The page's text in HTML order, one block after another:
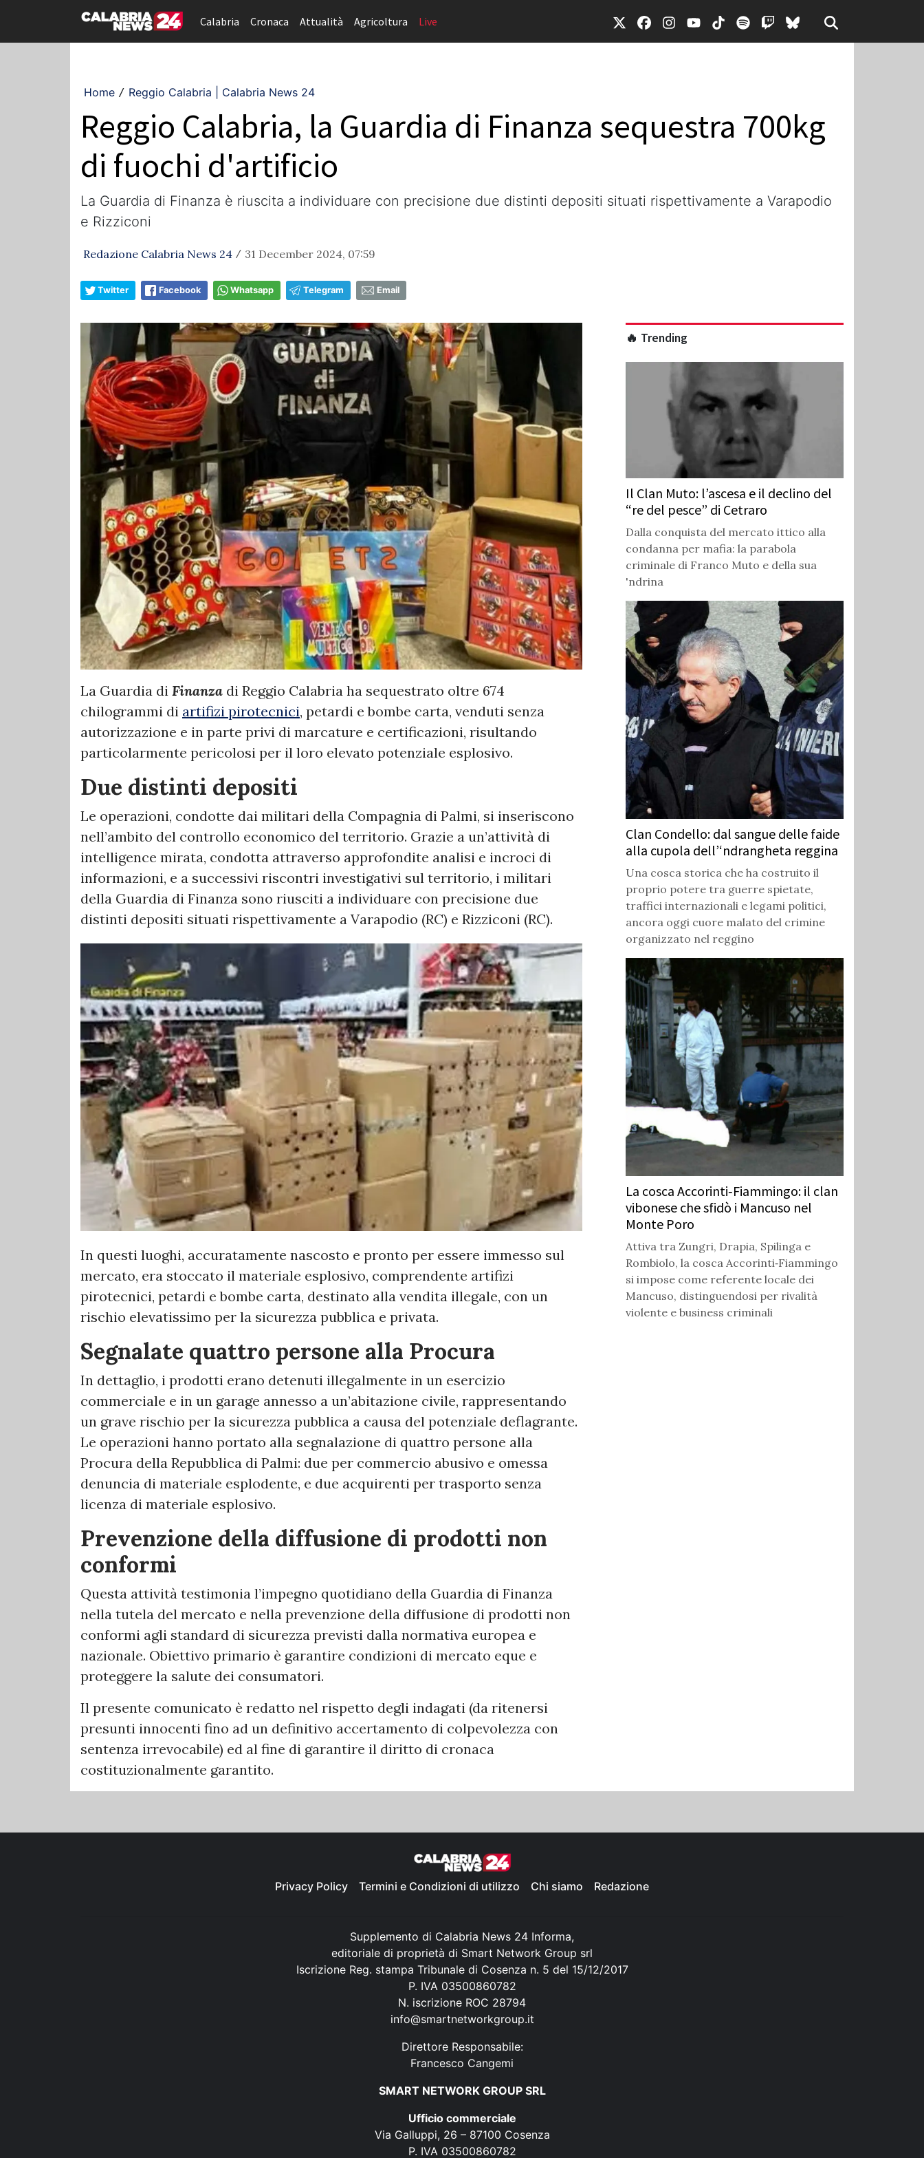
Calabria Cronaca Attualità Agricoltura Live
Home / Reggio Calabria | Calabria News 24
Reggio Calabria, la Guardia di Finanza sequestra 700kg
di fuochi d'artificio
La Guardia di Finanza è riuscita a individuare con precisione due distinti depositi situati rispettivamente a Varapodio
e Rizziconi
Redazione Calabria News 24 / 31 December 2024, 07:59
Twitter Facebook Whatsapp Telegram Email
La Guardia di Finanza di Reggio Calabria ha sequestrato oltre 674
chilogrammi di artifizi pirotecnici, petardi e bombe carta, venduti senza
autorizzazione e in parte privi di marcature e certificazioni, risultando
particolarmente pericolosi per il loro elevato potenziale esplosivo.
Due distinti depositi
Le operazioni, condotte dai militari della Compagnia di Palmi, si inseriscono
nell’ambito del controllo economico del territorio. Grazie a un’attività di
intelligence mirata, condotta attraverso approfondite analisi e incroci di
informazioni, e a successivi riscontri investigativi sul territorio, i militari
della Guardia di Finanza sono riusciti a individuare con precisione due
distinti depositi situati rispettivamente a Varapodio (RC) e Rizziconi (RC).
In questi luoghi, accuratamente nascosto e pronto per essere immesso sul
mercato, era stoccato il materiale esplosivo, comprendente artifizi
pirotecnici, petardi e bombe carta, destinato alla vendita illegale, con un
rischio elevatissimo per la sicurezza pubblica e privata.
Segnalate quattro persone alla Procura
In dettaglio, i prodotti erano detenuti illegalmente in un esercizio
commerciale e in un garage annesso a un’abitazione civile, rappresentando
un grave rischio per la sicurezza pubblica a causa del potenziale deflagrante.
Le operazioni hanno portato alla segnalazione di quattro persone alla
Procura della Repubblica di Palmi: due per commercio abusivo e omessa
denuncia di materiale esplodente, e due acquirenti per trasporto senza
licenza di materiale esplosivo.
Prevenzione della diffusione di prodotti non
conformi
Questa attività testimonia l’impegno quotidiano della Guardia di Finanza
nella tutela del mercato e nella prevenzione della diffusione di prodotti non
conformi agli standard di sicurezza previsti dalla normativa europea e
nazionale. Obiettivo primario è garantire condizioni di mercato eque e
proteggere la salute dei consumatori.
Il presente comunicato è redatto nel rispetto degli indagati (da ritenersi
presunti innocenti fino ad un definitivo accertamento di colpevolezza con
sentenza irrevocabile) ed al fine di garantire il diritto di cronaca
costituzionalmente garantito.
🔥 Trending
Il Clan Muto: l’ascesa e il declino del
“re del pesce” di Cetraro
Dalla conquista del mercato ittico alla
condanna per mafia: la parabola
criminale di Franco Muto e della sua
'ndrina
Clan Condello: dal sangue delle faide
alla cupola dell’‘ndrangheta reggina
Una cosca storica che ha costruito il
proprio potere tra guerre spietate,
traffici internazionali e legami politici,
ancora oggi cuore malato del crimine
organizzato nel reggino
La cosca Accorinti‑Fiammingo: il clan
vibonese che sfidò i Mancuso nel
Monte Poro
Attiva tra Zungri, Drapia, Spilinga e
Rombiolo, la cosca Accorinti‑Fiammingo
si impose come referente locale dei
Mancuso, distinguendosi per rivalità
violente e business criminali
Privacy Policy Termini e Condizioni di utilizzo Chi siamo Redazione
Supplemento di Calabria News 24 Informa,
editoriale di proprietà di Smart Network Group srl
Iscrizione Reg. stampa Tribunale di Cosenza n. 5 del 15/12/2017
P. IVA 03500860782
N. iscrizione ROC 28794
info@smartnetworkgroup.it
Direttore Responsabile:
Francesco Cangemi
SMART NETWORK GROUP SRL
Ufficio commerciale
Via Galluppi, 26 – 87100 Cosenza
P. IVA 03500860782